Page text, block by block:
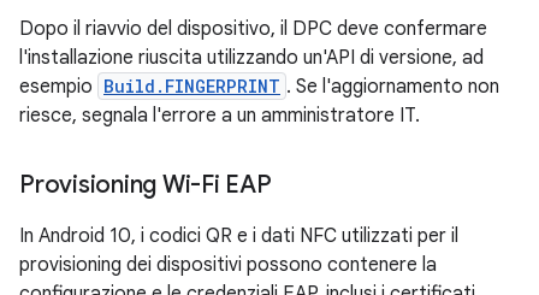
Dopo il riavvio del dispositivo, il DPC deve confermare
l'installazione riuscita utilizzando un'API di versione, ad
esempio Build.FINGERPRINT . Se l'aggiornamento non
riesce, segnala l'errore a un amministratore IT.
Provisioning Wi-Fi EAP
In Android 10, i codici QR e i dati NFC utilizzati per il
provisioning dei dispositivi possono contenere la